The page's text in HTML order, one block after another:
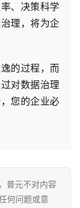
、决策科学
理，将为企
的过程，而
对数据治理
您的企业必
普元不对内容
何问题或意